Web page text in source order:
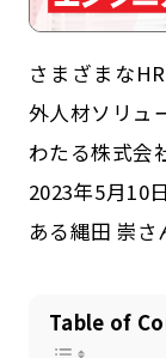
記事一覧
インタツア
サイトマップ
さまざまな
外人材ソリュ
わたる株式会
2023年5月10
ある縄田 崇さ
Table of